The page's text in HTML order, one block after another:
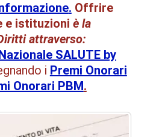
. Offrire
e istituzioni è la
attraverso:
SALUTE by
i Premi Onorari
Onorari PBM.